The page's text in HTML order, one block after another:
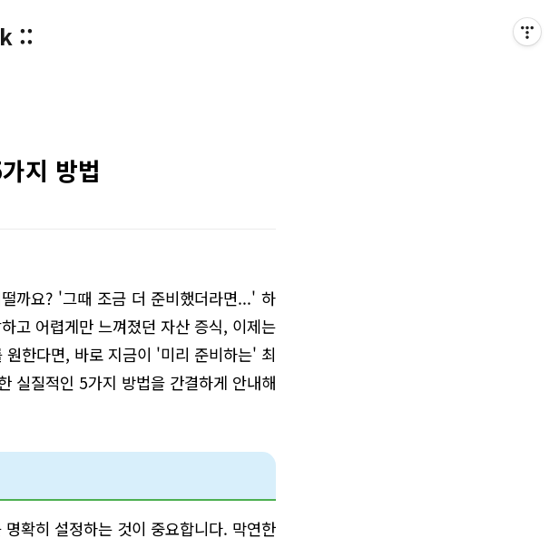
::
지 방법
까요? '그때 조금 더 준비했더라면...' 하
고 어렵게만 느껴졌던 자산 증식, 이제는
한다면, 바로 지금이 '미리 준비하는' 최
실질적인 5가지 방법을 간결하게 안내해
확히 설정하는 것이 중요합니다. 막연한